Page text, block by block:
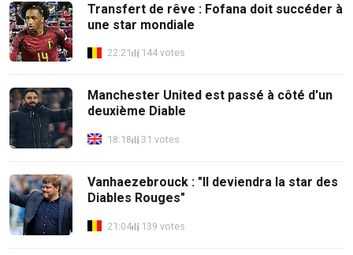
Transfert de rêve : Fofana doit succéder à
une star mondiale
22:21 144 votes
Manchester United est passé à côté d'un
deuxième Diable
18:18 31 votes
Vanhaezebrouck : "Il deviendra la star des
Diables Rouges"
21:04 139 votes